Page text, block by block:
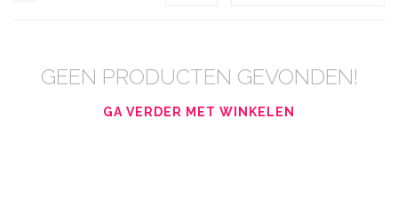
GEEN PRODUCTEN GEVONDEN!
GA VERDER MET WINKELEN